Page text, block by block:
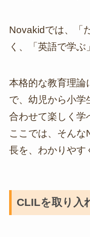
Novakidでは、「
く、「英語で学ぶ
本格的な教育理論
で、幼児から小学
合わせて楽しく学
ここでは、そん
長を、わかりやす
CLILを取り入